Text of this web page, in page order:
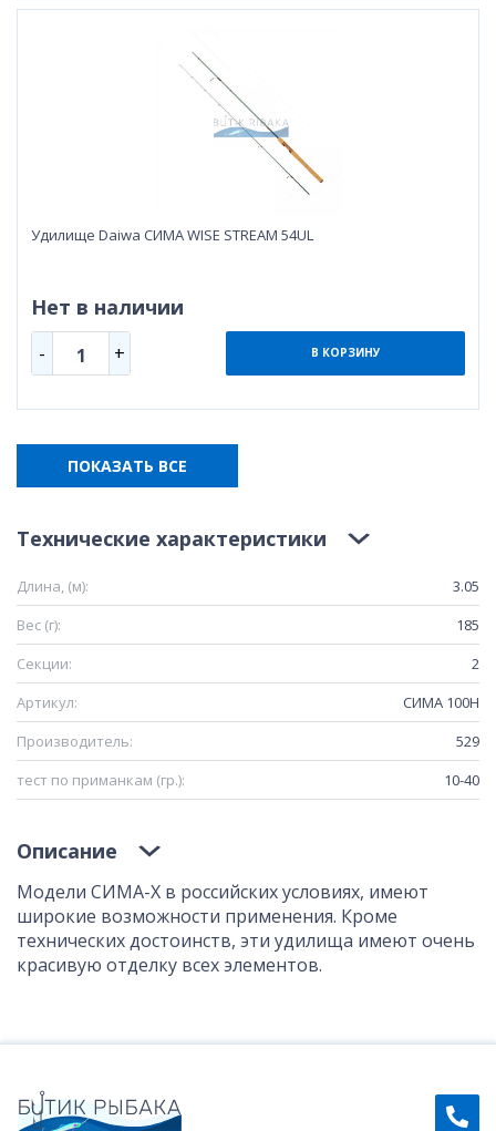
Удилище Daiwa СИМА WISE STREAM 54UL
Нет в наличии
- 1 + В КОРЗИНУ
ПОКАЗАТЬ ВСЕ
Технические характеристики
Длина, (м):
3.05
Вес (г):
185
Секции:
2
Артикул:
СИМА 100H
Производитель:
529
тест по приманкам (гр.):
10-40
Описание
Модели СИМА-Х в российских условиях, имеют
широкие возможности применения. Кроме
технических достоинств, эти удилища имеют очень
красивую отделку всех элементов.